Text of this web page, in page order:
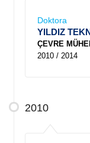
Doktora
YILDIZ
ÇEVRE
2010 / 2014
2010